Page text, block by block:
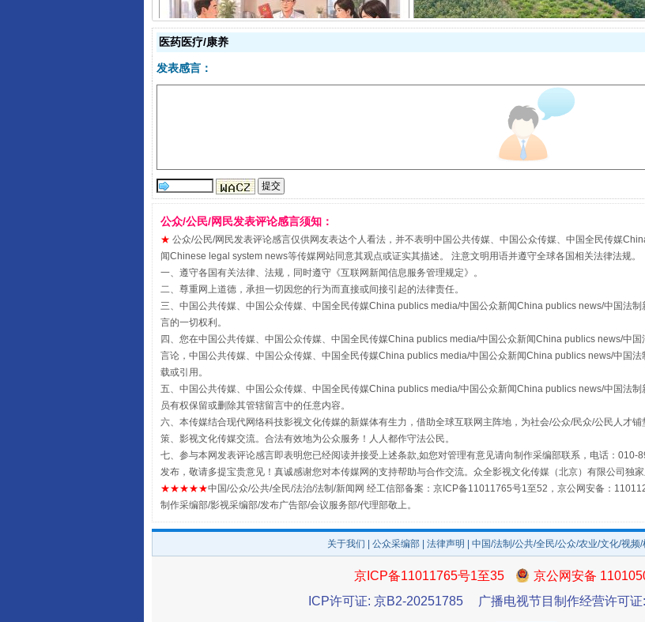
揭开“小金库”的免责幌子 以产业富民促振兴
受贿1.44亿！段成刚被判无期 从幼儿园到大学，有这些资助
全民健身五年计划来了！等你上场 事关残疾人未来5年
医药医疗/康养
发表感言：
公众/公民/网民发表评论感言须知：
★ 公众/公民/网民发表评论感言仅供网友表达个人看法，并不表明中国公共传媒、中国公众传媒、中国全民传媒
闻Chinese legal system news等传媒网站同意其观点或证实其描述。 注意文明用语并遵守全球各国相关法律法规。
一、遵守各国有关法律、法规，同时遵守《互联网新闻信息服务管理规定》。
二、尊重网上道德，承担一切因您的行为而直接或间接引起的法律责任。
三、中国公共传媒、中国公众传媒、中国全民传媒China publics media/中国公众新闻China publics news/中国法
言的一切权利。
四、您在中国公共传媒、中国公众传媒、中国全民传媒China publics media/中国公众新闻China publics news/中
言论，中国公共传媒、中国公众传媒、中国全民传媒China publics media/中国公众新闻China publics news/中国
载或引用。
五、中国公共传媒、中国公众传媒、中国全民传媒China publics media/中国公众新闻China publics news/中国法
员有权保留或删除其管辖留言中的任意内容。
六、本传媒结合现代网络科技影视文化传媒的新媒体有生力，借助全球互联网主阵地，为社会/公众/民众/公民人才
策、影视文化传媒交流。合法有效地为公众服务！人人都作守法公民。
七、参与本网发表评论感言即表明您已经阅读并接受上述条款,如您对管理有意见请向制作采编部联系，电话：
发布，敬请多提宝贵意见！真诚感谢您对本传媒网的支持帮助与合作交流。众全影视文化传媒（北京）有限公司独
★★★★★中国/公众/公共/全民/法治/法制/新闻网 经工信部备案：京ICP备11011765号1至52，京公网安备：
制作采编部/影视采编部/发布广告部/会议服务部/代理部敬上。
关于我们 公众采编部 法律声明 | 中国/法制/公共/全民/公众/农业/文化/视频
京ICP备11011765号1至35
京公网安备
ICP许可证: 京B2-20251785
广播电视节目制作经营许可